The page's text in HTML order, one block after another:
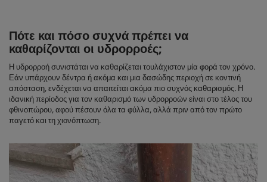
Πότε και πόσο συχνά πρέπει να
καθαρίζονται οι υδρορροές;
Η υδρορροή συνιστάται να καθαρίζεται τουλάχιστον μία φορά τον χρόνο.
Εάν υπάρχουν δέντρα ή ακόμα και μια δασώδης περιοχή σε κοντινή
απόσταση, ενδέχεται να απαιτείται ακόμα πιο συχνός καθαρισμός. Η
ιδανική περίοδος για τον καθαρισμό των υδρορροών είναι στο τέλος του
φθινοπώρου, αφού πέσουν όλα τα φύλλα, αλλά πριν από τον πρώτο
παγετό και τη χιονόπτωση.